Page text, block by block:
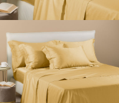
vastissima gamma di
della tua zona notte in modo
gratificante. Tutto questo è
o direttamente nei nostri